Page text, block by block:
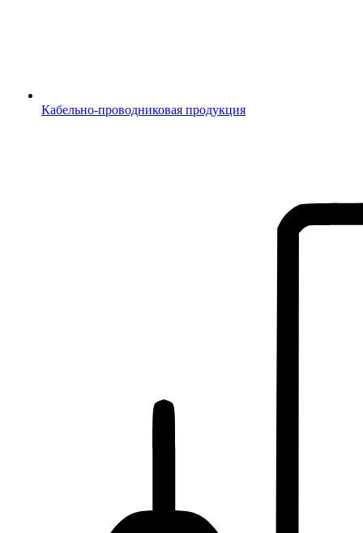
Кабельно-проводниковая продукция